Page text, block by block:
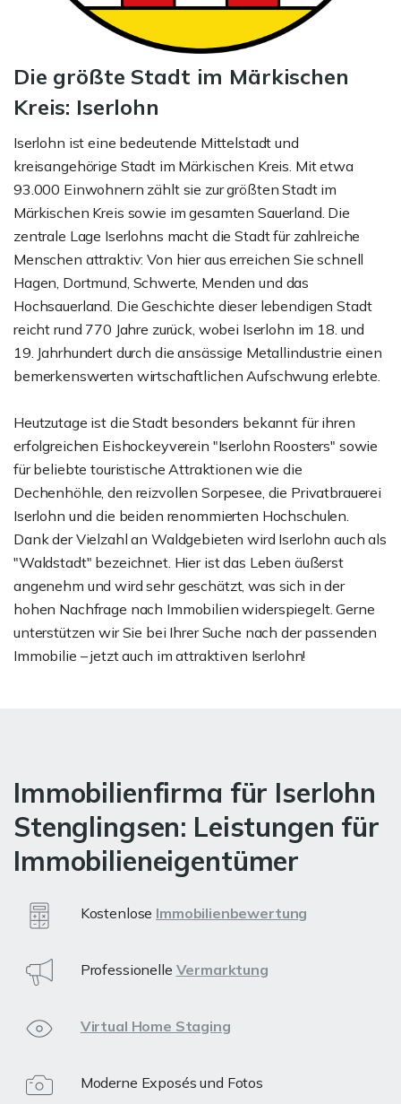
Die größte Stadt im Märkischen
Kreis: Iserlohn
Iserlohn ist eine bedeutende Mittelstadt und
kreisangehörige Stadt im Märkischen Kreis. Mit etwa
93.000 Einwohnern zählt sie zur größten Stadt im
Märkischen Kreis sowie im gesamten Sauerland. Die
zentrale Lage Iserlohns macht die Stadt für zahlreiche
Menschen attraktiv: Von hier aus erreichen Sie schnell
Hagen, Dortmund, Schwerte, Menden und das
Hochsauerland. Die Geschichte dieser lebendigen Stadt
reicht rund 770 Jahre zurück, wobei Iserlohn im 18. und
19. Jahrhundert durch die ansässige Metallindustrie einen
bemerkenswerten wirtschaftlichen Aufschwung erlebte.
Heutzutage ist die Stadt besonders bekannt für ihren
erfolgreichen Eishockeyverein "Iserlohn Roosters" sowie
für beliebte touristische Attraktionen wie die
Dechenhöhle, den reizvollen Sorpesee, die Privatbrauerei
Iserlohn und die beiden renommierten Hochschulen.
Dank der Vielzahl an Waldgebieten wird Iserlohn auch als
"Waldstadt" bezeichnet. Hier ist das Leben äußerst
angenehm und wird sehr geschätzt, was sich in der
hohen Nachfrage nach Immobilien widerspiegelt. Gerne
unterstützen wir Sie bei Ihrer Suche nach der passenden
Immobilie – jetzt auch im attraktiven Iserlohn!
Immobilienfirma für Iserlohn
Stenglingsen: Leistungen für
Immobilieneigentümer
Kostenlose Immobilienbewertung
Professionelle Vermarktung
Virtual Home Staging
Moderne Exposés und Fotos